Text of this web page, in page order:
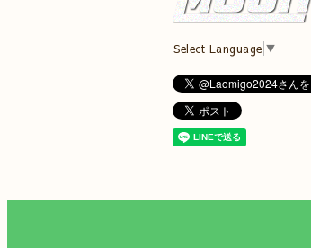
Select Language ▼